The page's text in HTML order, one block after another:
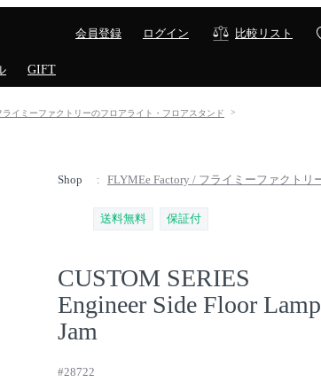
会員登録 ログイン 比較リスト
GIFT
ライミーファクトリーのフロアライト・フロアスタンド
Shop FLYMEe Factory / フライミーファクトリ
送料無料 保証付
CUSTOM SERIES
Engineer Side Floor
Jam
#28722